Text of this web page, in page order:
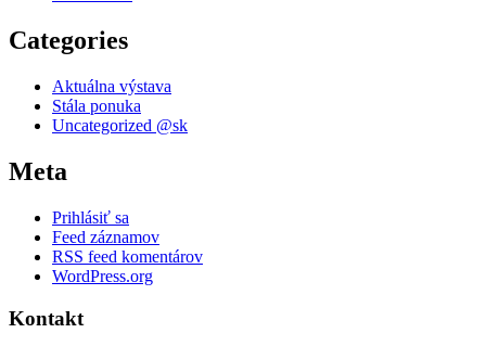
Categories
Aktuálna výstava
Stála ponuka
Uncategorized @sk
Meta
Prihlásiť sa
Feed záznamov
RSS feed komentárov
WordPress.org
Kontakt